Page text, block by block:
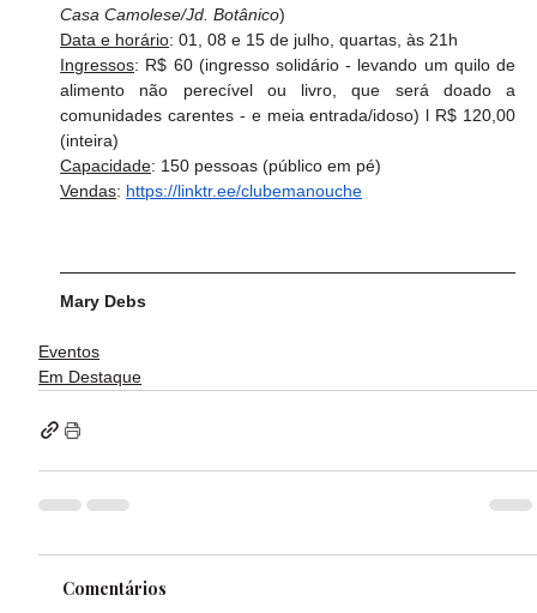
Casa Camolese/Jd. Botânico)
Data e horário: 01, 08 e 15 de julho, quartas, às 21h
Ingressos: R$ 60 (ingresso solidário - levando um quilo de
alimento não perecível ou livro, que será doado a
comunidades carentes - e meia entrada/idoso) l R$ 120,00
(inteira)
Capacidade: 150 pessoas (público em pé)
Vendas: https://linktr.ee/clubemanouche
Mary Debs
Eventos
Em Destaque
Comentários